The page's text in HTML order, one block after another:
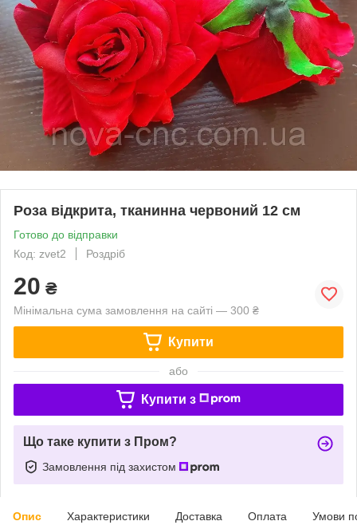
Роза відкрита, тканинна червоний 12 см
Готово до відправки
Код: zvet2
Роздріб
20 ₴
Мінімальна сума замовлення на сайті — 300 ₴
Купити
або
Купити з
Що таке купити з Пром?
Замовлення під захистом
Опис Характеристики Доставка Оплата Умови